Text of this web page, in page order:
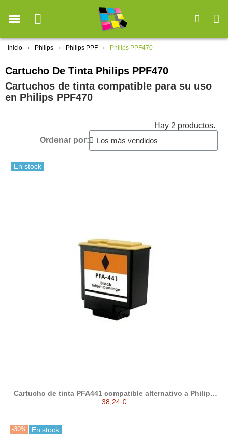
Inicio Philips Philips PPF Philips PPF470
Cartucho De Tinta Philips PPF470
Cartuchos de tinta compatible para su uso
en Philips PPF470
Hay 2 productos.
Ordenar por:
En stock
Cartucho de tinta PFA441 compatible alternativo a Philips
PFA-441 ( 253014355 )
38,24 €
-30% En stock